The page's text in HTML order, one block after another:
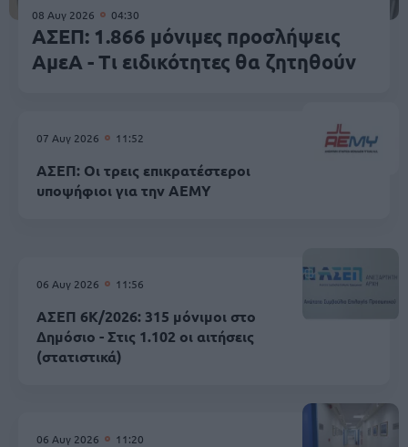
08 Αυγ 2026 04:30
ΑΣΕΠ: 1.866 μόνιμες προσλήψεις
ΑμεΑ - Τι ειδικότητες θα ζητηθούν
07 Αυγ 2026 11:52
ΑΣΕΠ: Οι τρεις επικρατέστεροι
υποψήφιοι για την ΑΕΜΥ
06 Αυγ 2026 11:56
ΑΣΕΠ 6Κ/2026: 315 μόνιμοι στο
Δημόσιο - Στις 1.102 οι αιτήσεις
(στατιστικά)
06 Αυγ 2026 11:20